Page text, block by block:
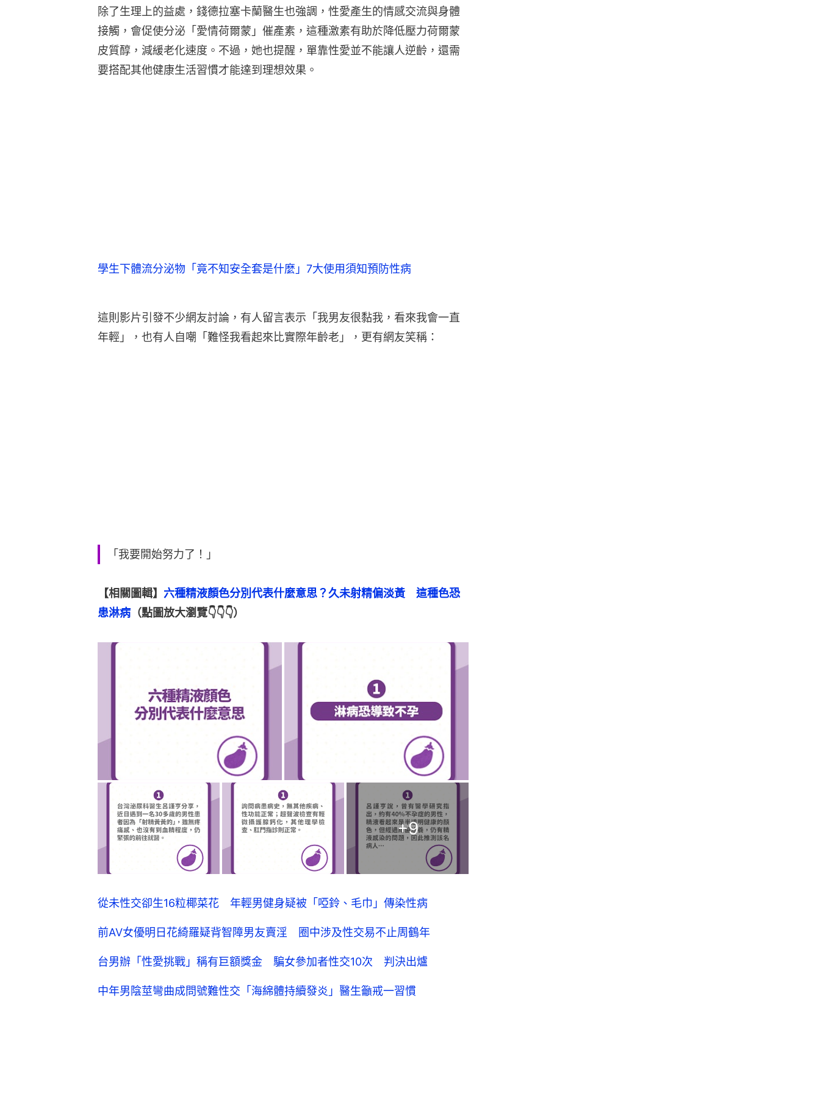
除了生理上的益處，錢德拉塞卡蘭醫生也強調，性愛產生的情感交流與身體
接觸，會促使分泌「愛情荷爾蒙」催產素，這種激素有助於降低壓力荷爾蒙
皮質醇，減緩老化速度。不過，她也提醒，單靠性愛並不能讓人逆齡，還需
要搭配其他健康生活習慣才能達到理想效果。
學生下體流分泌物「竟不知安全套是什麼」7大使用須知預防性病
這則影片引發不少網友討論，有人留言表示「我男友很黏我，看來我會一直
年輕」，也有人自嘲「難怪我看起來比實際年齡老」，更有網友笑稱：
「我要開始努力了！」
【相關圖輯】 六種精液顏色分別代表什麼意思？久未射精偏淡黃　這種色恐
患淋病 （點圖放大瀏覽👇👇👇）
+9
從未性交卻生16粒椰菜花 年輕男健身疑被「啞鈴、毛巾」傳染性病
前AV女優明日花綺羅疑背智障男友賣淫 圈中涉及性交易不止周鶴年
台男辦「性愛挑戰」稱有巨額獎金 騙女參加者性交10次 判決出爐
中年男陰莖彎曲成問號難性交「海綿體持續發炎」醫生籲戒一習慣